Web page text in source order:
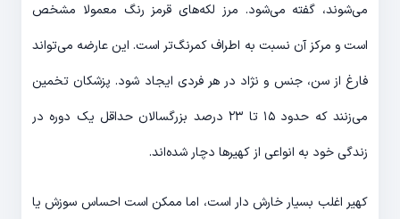
می‌شوند، گفته می‌شود. مرز لکه‌های قرمز رنگ معمولا مشخص
است و مرکز آن نسبت به اطراف کمرنگ‌تر است. این عارضه می‌تواند
فارغ از سن، جنس و نژاد در هر فردی ایجاد شود. پزشکان تخمین
می‌زنند که حدود ۱۵ تا ۲۳ درصد بزرگسالان حداقل یک دوره در
زندگی خود به انواعی از کهیرها دچار شده‌اند.
کهیر اغلب بسیار خارش دار است، اما ممکن است احساس سوزش یا